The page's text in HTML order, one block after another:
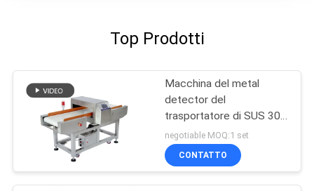
Top Prodotti
Macchina del metal
detector del
trasportatore di SUS 304
per sensibilità di industria
alimentare l'alta
negotiable MOQ:1 set
CONTATTO